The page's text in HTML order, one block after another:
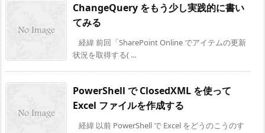
ChangeQuery をもう少し実践的に書い
てみる
経緯 前回「SharePoint Online でアイテムの更新
状況を取得する( ...
PowerShell で ClosedXML を使って
Excel ファイルを作成する
経緯 以前 PowerShell で Excel をどうのこうのす